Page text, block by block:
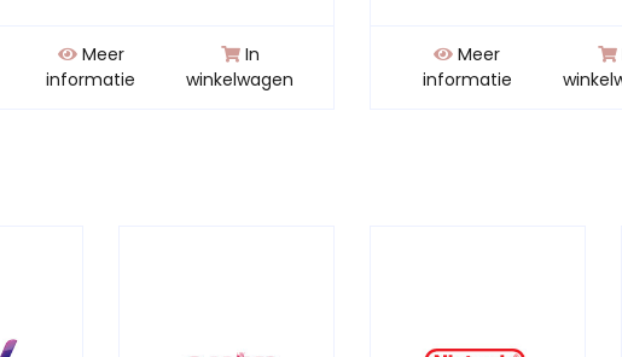
Meer
informatie
In
winkelwagen
Meer
informatie